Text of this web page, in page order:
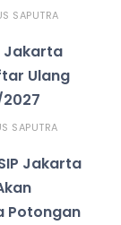
SAPUTRA
Jakarta
Ulang
SAPUTRA
Jakarta
Potongan